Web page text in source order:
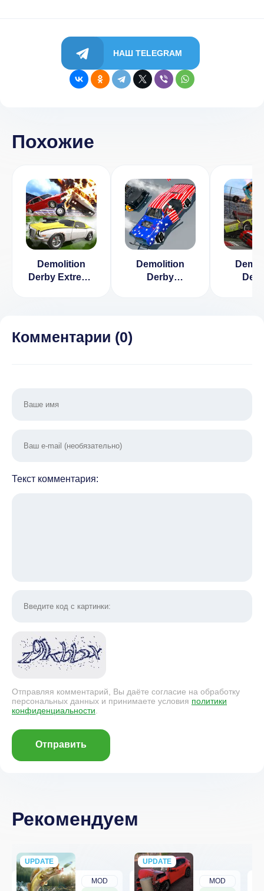
НАШ TELEGRAM
Похожие
Demolition
Derby Extreme
Demolition
Derby
Комментарии (0)
Текст комментария:
Отправляя комментарий, Вы даёте согласие на обработку
персональных данных и принимаете условия политики
конфиденциальности
Отправить
Рекомендуем
MOD
UPDATE
NEW
MOD
UPDATE
NEW